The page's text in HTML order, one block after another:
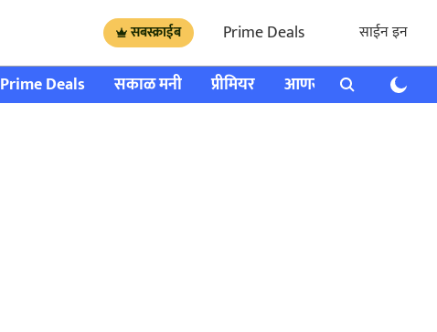
सबस्क्राईब Prime Deals साईन इन
Prime Deals सकाळ मनी प्रीमियर आणखी राशी भविष्य